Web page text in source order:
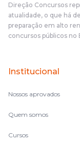
Direção Concursos
atualidade, o que há
preparação em alto
concursos públicos no
Institucional
Nossos aprovados
Quem somos
Cursos